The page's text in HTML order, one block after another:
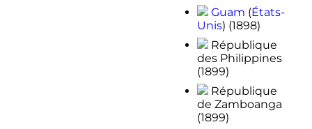
Guam (États-
Unis) (1898)
République
des Philippines
(1899)
République
de Zamboanga
(1899)